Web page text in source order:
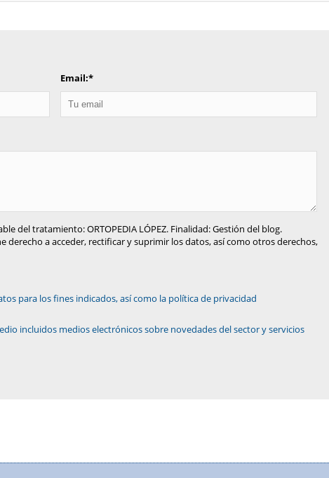
Email:*
del tratamiento: ORTOPEDIA LÓPEZ. Finalidad: Gestión del blog.
derecho a acceder, rectificar y suprimir los datos, así como otros derechos,
para los fines indicados, así como la política de privacidad
incluidos medios electrónicos sobre novedades del sector y servicios